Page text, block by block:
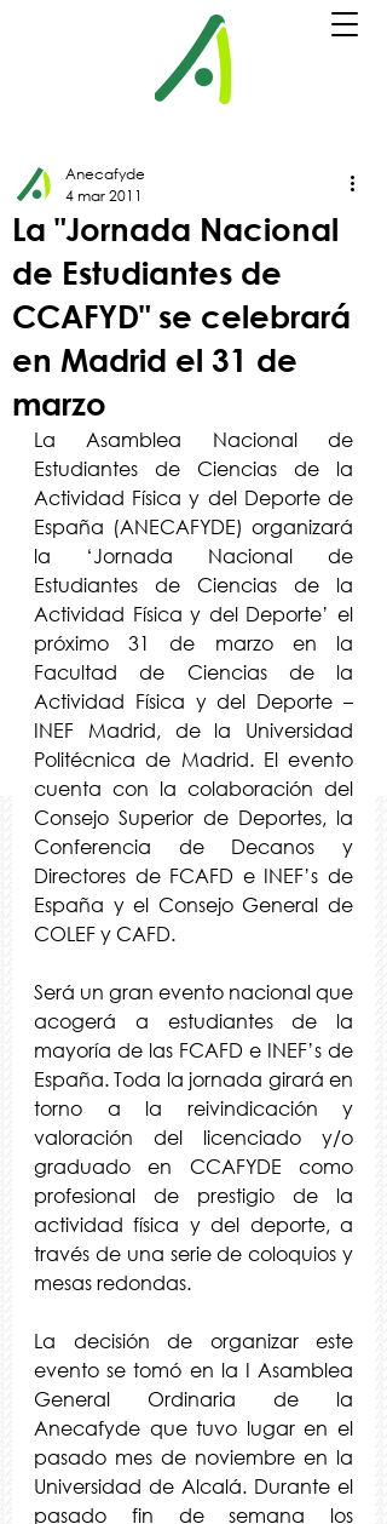
La "Jornada Nacional
de Estudiantes de
CCAFYD" se celebrará
en Madrid el 31 de
marzo
Anecafyde
4 mar 2011
La Asamblea Nacional de
Estudiantes de Ciencias de la
Actividad Física y del Deporte de
España (ANECAFYDE) organizará
la ‘Jornada Nacional de
Estudiantes de Ciencias de la
Actividad Física y del Deporte’ el
próximo 31 de marzo en la
Facultad de Ciencias de la
Actividad Física y del Deporte –
INEF Madrid, de la Universidad
Politécnica de Madrid. El evento
cuenta con la colaboración del
Consejo Superior de Deportes, la
Conferencia de Decanos y
Directores de FCAFD e INEF’s de
España y el Consejo General de
COLEF y CAFD.
Será un gran evento nacional que
acogerá a estudiantes de la
mayoría de las FCAFD e INEF’s de
España. Toda la jornada girará en
torno a la reivindicación y
valoración del licenciado y/o
graduado en CCAFYDE como
profesional de prestigio de la
actividad física y del deporte, a
través de una serie de coloquios y
mesas redondas.
La decisión de organizar este
evento se tomó en la I Asamblea
General Ordinaria de la
Anecafyde que tuvo lugar en el
pasado mes de noviembre en la
Universidad de Alcalá. Durante el
pasado fin de semana los